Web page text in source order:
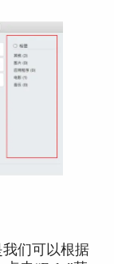
们可以根据